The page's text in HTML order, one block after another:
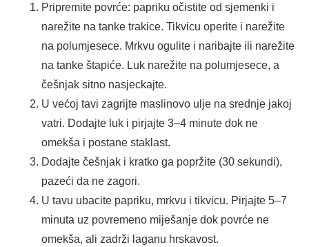
Pripremite povrće: papriku očistite od sjemenki i
narežite na tanke trakice. Tikvicu operite i narežite
na polumjesece. Mrkvu ogulite i naribajte ili narežite
na tanke štapiće. Luk narežite na polumjesece, a
češnjak sitno nasjeckajte.
U većoj tavi zagrijte maslinovo ulje na srednje jakoj
vatri. Dodajte luk i pirjajte 3–4 minute dok ne
omekša i postane staklast.
Dodajte češnjak i kratko ga popržite (30 sekundi),
pazeći da ne zagori.
U tavu ubacite papriku, mrkvu i tikvicu. Pirjajte 5–7
minuta uz povremeno miješanje dok povrće ne
omekša, ali zadrži laganu hrskavost.